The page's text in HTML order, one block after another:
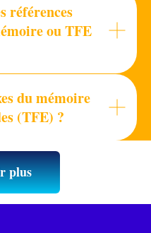
références
ou TFE
du mémoire
(TFE) ?
plus